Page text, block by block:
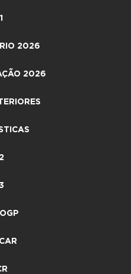
2026
2026